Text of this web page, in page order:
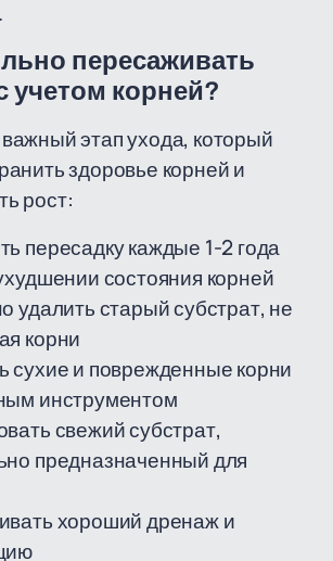
пересаживать
учетом корней?
этап ухода, который
здоровье корней и
рост:
пересадку каждые 1-2 года
состояния корней
удалить старый субстрат, не
корни
сухие и поврежденные корни
инструментом
свежий субстрат,
предназначенный для
хороший дренаж и